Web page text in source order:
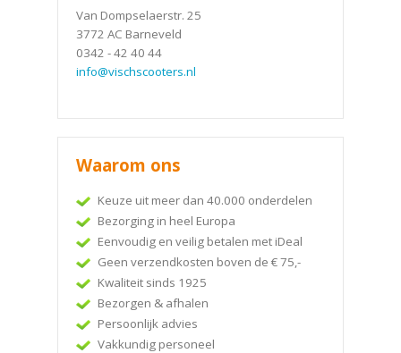
Van Dompselaerstr. 25
3772 AC Barneveld
0342 - 42 40 44
info@vischscooters.nl
Waarom ons
Keuze uit meer dan 40.000 onderdelen
Bezorging in heel Europa
Eenvoudig en veilig betalen met iDeal
Geen verzendkosten boven de € 75,-
Kwaliteit sinds 1925
Bezorgen & afhalen
Persoonlijk advies
Vakkundig personeel